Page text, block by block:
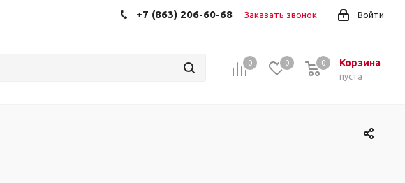
Войти
+7 (863) 206-60-68 Заказать звонок
0 0 Корзина
пуста
0